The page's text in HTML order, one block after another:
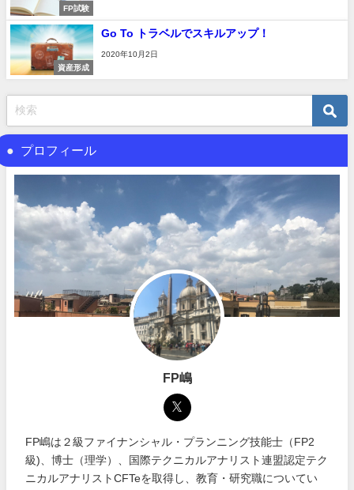
FP試験
資産形成
Go To トラベルでスキルアップ！
2020年10月2日
プロフィール
FP嶋
FP嶋は２級ファイナンシャル・プランニング技能士（FP2
級)、博士（理学）、国際テクニカルアナリスト連盟認定テク
ニカルアナリストCFTeを取得し、教育・研究職についてい